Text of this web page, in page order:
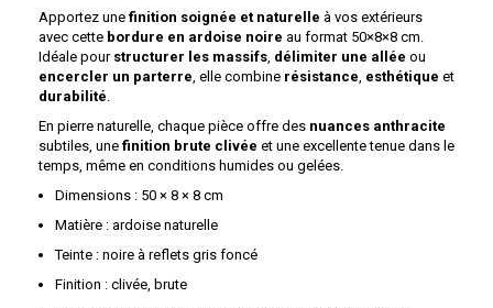
Apportez une finition soignée et naturelle à vos extérieurs
avec cette bordure en ardoise noire au format 50×8×8 cm.
Idéale pour structurer les massifs, délimiter une allée ou
encercler un parterre, elle combine résistance, esthétique et
durabilité.
En pierre naturelle, chaque pièce offre des nuances anthracite
subtiles, une finition brute clivée et une excellente tenue dans le
temps, même en conditions humides ou gelées.
Dimensions : 50 × 8 × 8 cm
Matière : ardoise naturelle
Teinte : noire à reflets gris foncé
Finition : clivée, brute